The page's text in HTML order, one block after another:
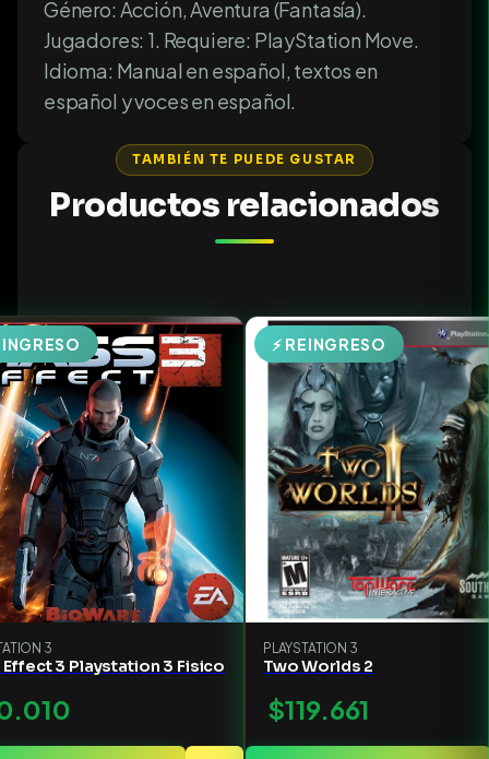
Género: Acción, Aventura (Fantasía).
Jugadores: 1. Requiere: PlayStation Move.
Idioma: Manual en español, textos en
español y voces en español.
TAMBIÉN TE PUEDE GUSTAR
Productos relacionados
3
Effect 3 Playstation 3 Fisico
⚡ REINGRESO
PLAYSTATION 3
Two Worlds 2
$119.661